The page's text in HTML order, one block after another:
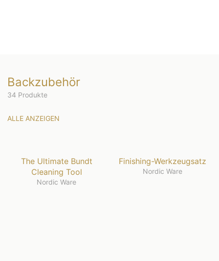
Backzubehör
34 Produkte
ALLE ANZEIGEN
The Ultimate Bundt
Cleaning Tool
Nordic Ware
Finishing-Werkzeugsatz
Nordic Ware